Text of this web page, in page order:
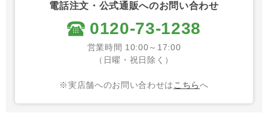
電話注文・公式通販へのお問い合わせ
0120-73-1238
営業時間 10:00～17:00
（日曜・祝日除く）
※実店舗へのお問い合わせは こちらへ